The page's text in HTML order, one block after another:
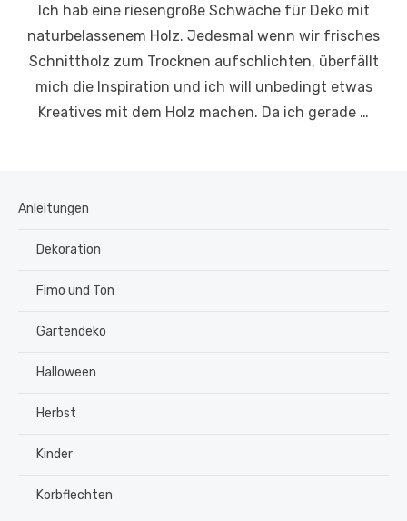
Ich hab eine riesengroße Schwäche für Deko mit
naturbelassenem Holz. Jedesmal wenn wir frisches
Schnittholz zum Trocknen aufschlichten, überfällt
mich die Inspiration und ich will unbedingt etwas
Kreatives mit dem Holz machen. Da ich gerade …
Anleitungen
Dekoration
Fimo und Ton
Gartendeko
Halloween
Herbst
Kinder
Korbflechten